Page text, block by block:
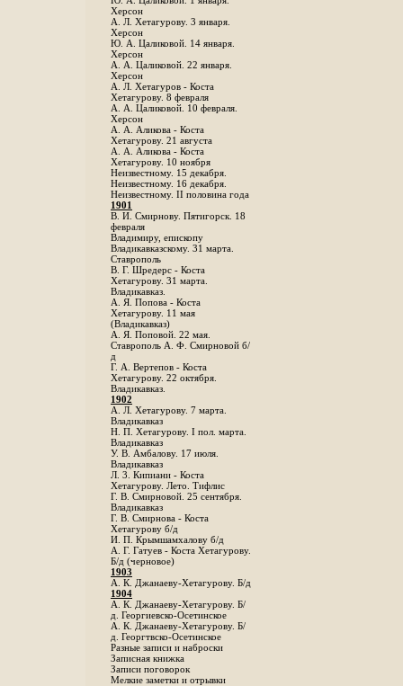
Херсон
А. Л. Хетагурову. 3 января.
Херсон
Ю. А. Цаликовой. 14 января.
Херсон
А. А. Цаликовой. 22 января.
Херсон
А. Л. Хетагуров - Коста
Хетагурову. 8 февраля
А. А. Цаликовой. 10 февраля.
Херсон
А. А. Аликова - Коста
Хетагурову. 21 августа
А. А. Аликова - Коста
Хетагурову. 10 ноября
Неизвестному. 15 декабря.
Неизвестному. 16 декабря.
Неизвестному. II половина года
1901
В. И. Смирнову. Пятигорск. 18
февраля
Владимиру, епископу
Владикавказскому. 31 марта.
Ставрополь
В. Г. Шредерс - Коста
Хетагурову. 31 марта.
Владикавказ.
А. Я. Попова - Коста
Хетагурову. 11 мая
(Владикавказ)
А. Я. Поповой. 22 мая.
Ставрополь А. Ф. Смирновой б/
д
Г. А. Вертепов - Коста
Хетагурову. 22 октября.
Владикавказ.
1902
А. Л. Хетагурову. 7 марта.
Владикавказ
Н. П. Хетагурову. I пол. марта.
Владикавказ
У. В. Амбалову. 17 июля.
Владикавказ
Л. 3. Кипиани - Коста
Хетагурову. Лето. Тифлис
Г. В. Смирновой. 25 сентября.
Владикавказ
Г. В. Смирнова - Коста
Хетагурову б/д
И. П. Крымшамхалову б/д
А. Г. Гатуев - Коста Хетагурову.
Б/д (черновое)
1903
А. К. Джанаеву-Хетагурову. Б/д
1904
А. К. Джанаеву-Хетагурову. Б/
д. Георгиевско-Осетинское
А. К. Джанаеву-Хетагурову. Б/
д. Георгтвско-Осетинское
Разные записи и наброски
Записная книжка
Записи поговорок
Мелкие заметки и отрывки